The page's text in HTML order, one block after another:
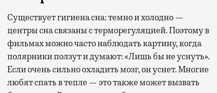
Существует гигиена сна: темно и холодно —
центры сна связаны с терморегуляцией. Поэтому в
фильмах можно часто наблюдать картину, когда
полярники ползут и думают: «Лишь бы не уснуть».
Если очень сильно охладить мозг, он уснет. Многие
любят спать в тепле — это также может вызвать